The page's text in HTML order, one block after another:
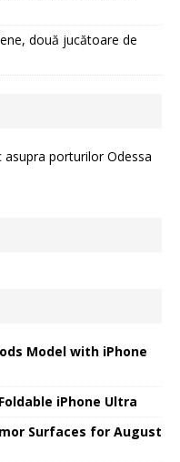
două jucătoare de
asupra porturilor Odessa
Model with iPhone
iPhone Ultra
Surfaces for August